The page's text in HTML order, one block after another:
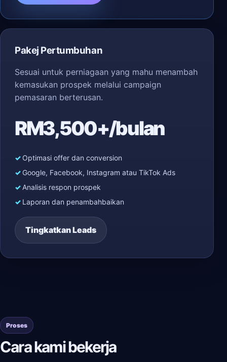
Pakej Pertumbuhan
Sesuai untuk perniagaan yang mahu menambah
kemasukan prospek melalui campaign
pemasaran berterusan.
RM3,500+/bulan
Optimasi offer dan conversion
Google, Facebook, Instagram atau TikTok Ads
Analisis respon prospek
Laporan dan penambahbaikan
Tingkatkan Leads
Proses
Cara kami bekerja